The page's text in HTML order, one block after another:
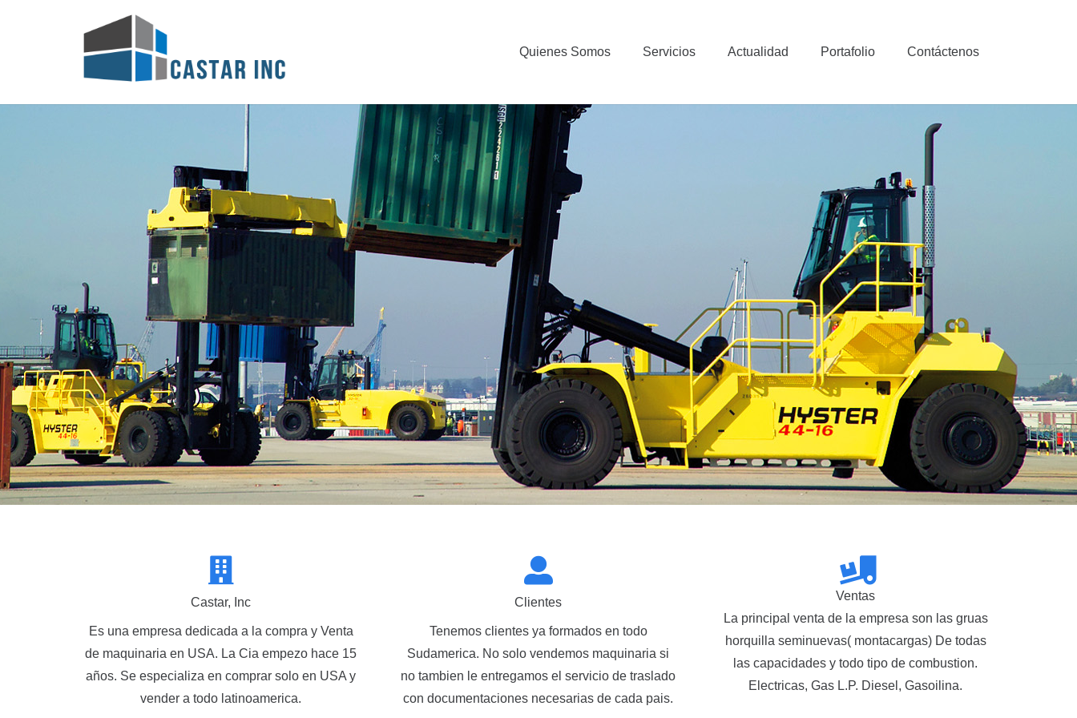
Quienes Somos Servicios Actualidad Portafolio Contáctenos
Castar, Inc
Es una empresa dedicada a la compra y Venta
de maquinaria en USA. La Cia empezo hace 15
años. Se especializa en comprar solo en USA y
vender a todo latinoamerica.
Clientes
Tenemos clientes ya formados en todo
Sudamerica. No solo vendemos maquinaria si
no tambien le entregamos el servicio de traslado
con documentaciones necesarias de cada pais.
Ventas
La principal venta de la empresa son las gruas
horquilla seminuevas( montacargas) De todas
las capacidades y todo tipo de combustion.
Electricas, Gas L.P. Diesel, Gasoilina.